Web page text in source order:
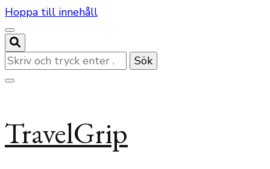
Hoppa till innehåll
Letar
du
efter
TravelGrip